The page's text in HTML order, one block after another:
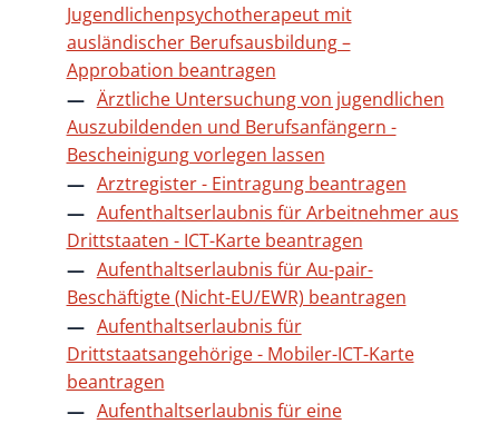
Jugendlichenpsychotherapeut mit
ausländischer Berufsausbildung –
Approbation beantragen
Ärztliche Untersuchung von jugendlichen
Auszubildenden und Berufsanfängern -
Bescheinigung vorlegen lassen
Arztregister - Eintragung beantragen
Aufenthaltserlaubnis für Arbeitnehmer aus
Drittstaaten - ICT-Karte beantragen
Aufenthaltserlaubnis für Au-pair-
Beschäftigte (Nicht-EU/EWR) beantragen
Aufenthaltserlaubnis für
Drittstaatsangehörige - Mobiler-ICT-Karte
beantragen
Aufenthaltserlaubnis für eine